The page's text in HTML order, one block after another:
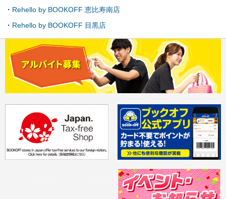
Rehello by BOOKOFF 恵比寿南店
Rehello by BOOKOFF 目黒店